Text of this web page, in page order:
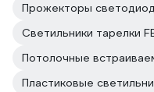
Прожекторы
Светильники тарелки
Потолочные
Пластиковые